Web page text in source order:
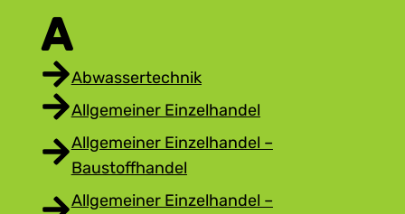
A
Abwassertechnik
Allgemeiner Einzelhandel
Allgemeiner Einzelhandel –
Baustoffhandel
Allgemeiner Einzelhandel –